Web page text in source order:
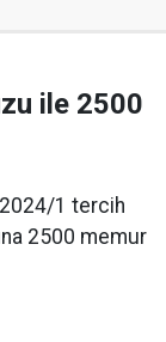
ile 2500
2024/1 tercih
2500 memur